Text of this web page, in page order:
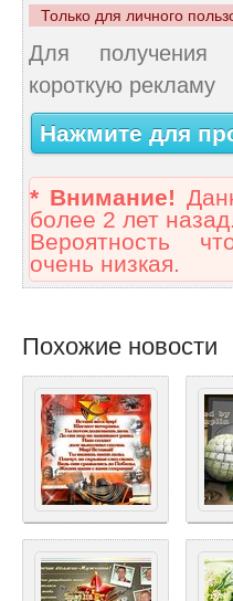
Только для личного
Для получения
короткую рекламу
Нажмите для
* Внимание!
более 2 лет назад.
Вероятность
очень низкая.
Похожие новости